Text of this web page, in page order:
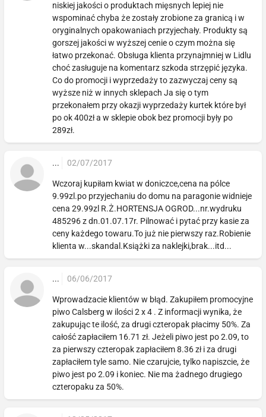
niskiej jakości o produktach mięsnych lepiej nie
wspominać chyba że zostały zrobione za granicą i w
oryginalnych opakowaniach przyjechały. Produkty są
gorszej jakości w wyższej cenie o czym można się
łatwo przekonać. Obsługa klienta przynajmniej w Lidlu
choć zasługuje na komentarz szkoda strzępić języka.
Co do promocji i wyprzedaży to zazwyczaj ceny są
wyższe niż w innych sklepach Ja się o tym
przekonałem przy okazji wyprzedaży kurtek które był
po ok 400zł a w sklepie obok bez promocji były po
289zł.
... 02/07/2017
Wczoraj kupiłam kwiat w doniczce,cena na pólce
9.99zl.po przyjechaniu do domu na paragonie widnieje
cena 29.99zl R.Ż.HORTENSJA OGROD...nr.wydruku
485296 z dn.01.07.17r. Pilnować i pytać przy kasie za
ceny każdego towaru.To już nie pierwszy raz.Robienie
klienta w...skandal.Książki za naklejki,brak...itd...
... 06/06/2017
Wprowadzacie klientów w błąd. Zakupiłem promocyjne
piwo Calsberg w ilości 2 x 4 . Z informacji wynika, że
zakupując te ilość, za drugi czteropak płacimy 50%. Za
całość zapłaciłem 16.71 zł. Jeżeli piwo jest po 2.09, to
za pierwszy czteropak zapłaciłem 8.36 zł i za drugi
zapłaciłem tyle samo. Nie czarujcie, tylko napiszcie, że
piwo jest po 2.09 i koniec. Nie ma żadnego drugiego
czteropaku za 50%.